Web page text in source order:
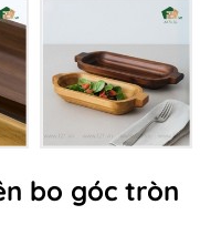
bo góc tròn